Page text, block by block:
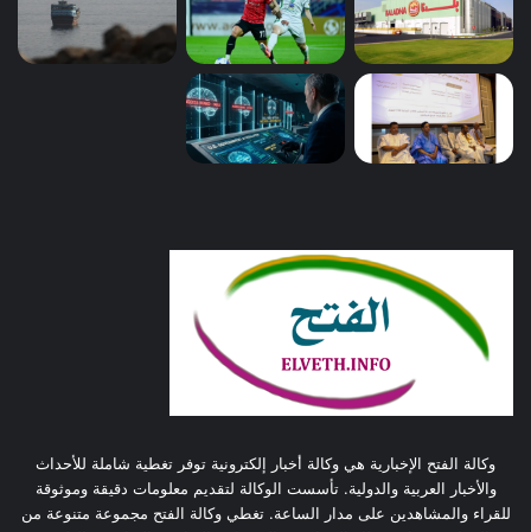
وكالة الفتح الإخبارية هي وكالة أخبار إلكترونية توفر تغطية شاملة للأحداث
والأخبار العربية والدولية. تأسست الوكالة لتقديم معلومات دقيقة وموثوقة
للقراء والمشاهدين على مدار الساعة. تغطي وكالة الفتح مجموعة متنوعة من